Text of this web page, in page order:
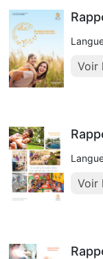
Voir
Voir